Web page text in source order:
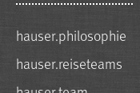
hauser.philosophie
hauser.reiseteams